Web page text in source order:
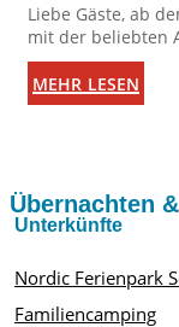
Liebe Gäste, ab
mit der beliebten
mehr lesen
Übernachten
Unterkünfte
Nordic Ferienpark
Familiencamping